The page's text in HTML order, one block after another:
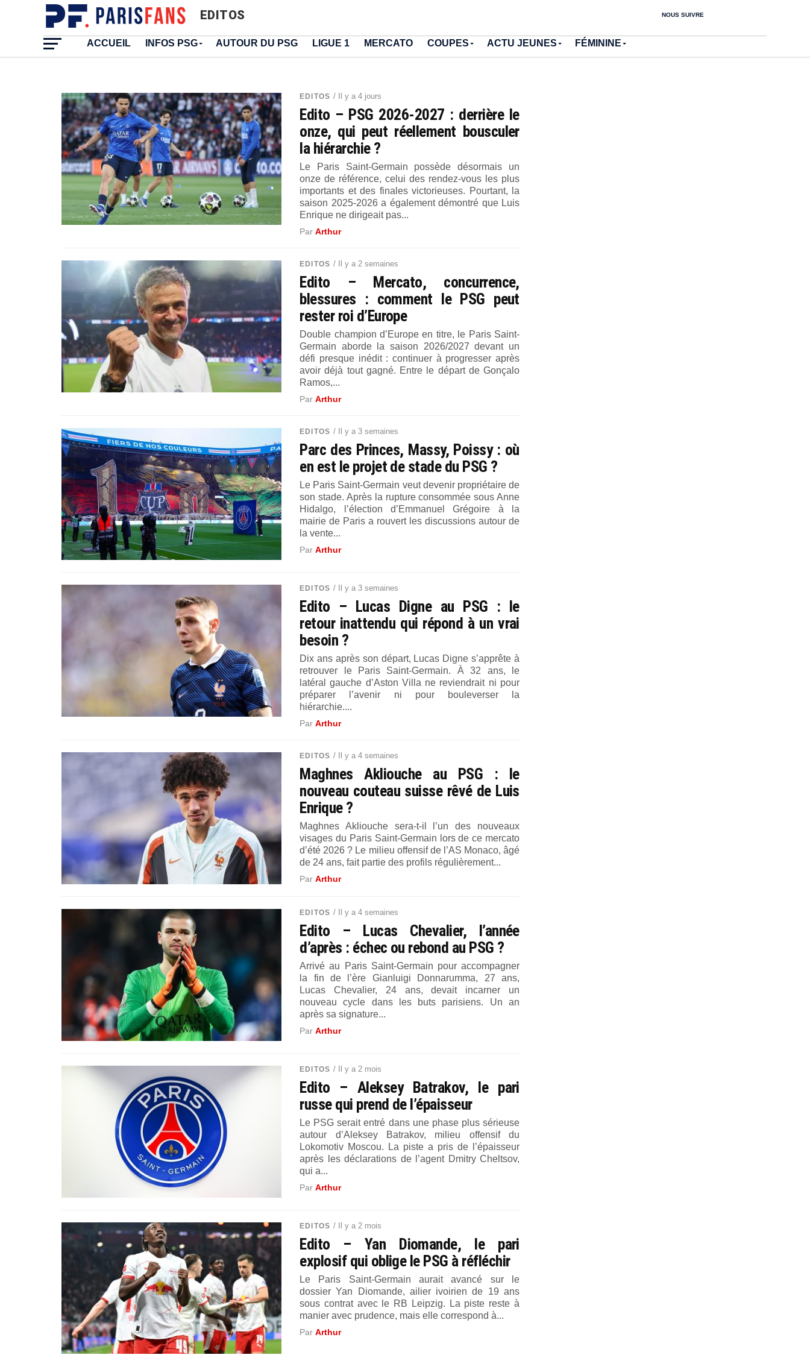
EDITOS NOUS SUIVRE
ACCUEIL INFOS PSG AUTOUR DU PSG LIGUE 1 MERCATO COUPES ACTU JEUNES FÉMININE
EDITOS / Il y a 4 jours
Edito – PSG 2026-2027 : derrière le
onze, qui peut réellement bousculer
la hiérarchie ?
Le Paris Saint-Germain possède désormais un
onze de référence, celui des rendez-vous les plus
importants et des finales victorieuses. Pourtant, la
saison 2025-2026 a également démontré que Luis
Enrique ne dirigeait pas...
ParArthur
EDITOS / Il y a 2 semaines
Edito – Mercato, concurrence,
blessures : comment le PSG peut
rester roi d’Europe
Double champion d’Europe en titre, le Paris Saint-
Germain aborde la saison 2026/2027 devant un
défi presque inédit : continuer à progresser après
avoir déjà tout gagné. Entre le départ de Gonçalo
Ramos,...
ParArthur
EDITOS / Il y a 3 semaines
Parc des Princes, Massy, Poissy : où
en est le projet de stade du PSG ?
Le Paris Saint-Germain veut devenir propriétaire de
son stade. Après la rupture consommée sous Anne
Hidalgo, l’élection d’Emmanuel Grégoire à la
mairie de Paris a rouvert les discussions autour de
la vente...
ParArthur
EDITOS / Il y a 3 semaines
Edito – Lucas Digne au PSG : le
retour inattendu qui répond à un vrai
besoin ?
Dix ans après son départ, Lucas Digne s’apprête à
retrouver le Paris Saint-Germain. À 32 ans, le
latéral gauche d’Aston Villa ne reviendrait ni pour
préparer l’avenir ni pour bouleverser la
hiérarchie....
ParArthur
EDITOS / Il y a 4 semaines
Maghnes Akliouche au PSG : le
nouveau couteau suisse rêvé de Luis
Enrique ?
Maghnes Akliouche sera-t-il l’un des nouveaux
visages du Paris Saint-Germain lors de ce mercato
d’été 2026 ? Le milieu offensif de l’AS Monaco, âgé
de 24 ans, fait partie des profils régulièrement...
ParArthur
EDITOS / Il y a 4 semaines
Edito – Lucas Chevalier, l’année
d’après : échec ou rebond au PSG ?
Arrivé au Paris Saint-Germain pour accompagner
la fin de l’ère Gianluigi Donnarumma, 27 ans,
Lucas Chevalier, 24 ans, devait incarner un
nouveau cycle dans les buts parisiens. Un an
après sa signature...
ParArthur
EDITOS / Il y a 2 mois
Edito – Aleksey Batrakov, le pari
russe qui prend de l’épaisseur
Le PSG serait entré dans une phase plus sérieuse
autour d’Aleksey Batrakov, milieu offensif du
Lokomotiv Moscou. La piste a pris de l’épaisseur
après les déclarations de l’agent Dmitry Cheltsov,
qui a...
ParArthur
EDITOS / Il y a 2 mois
Edito – Yan Diomande, le pari
explosif qui oblige le PSG à réfléchir
Le Paris Saint-Germain aurait avancé sur le
dossier Yan Diomande, ailier ivoirien de 19 ans
sous contrat avec le RB Leipzig. La piste reste à
manier avec prudence, mais elle correspond à...
ParArthur